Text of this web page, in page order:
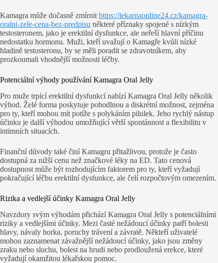
Kamagra může dočasně zmírnit https://lekarnaonline24.cz/kamagra-
oralni-zele-cena-bez-predpisu některé příznaky spojené s nízkým
testosteronem, jako je erektilní dysfunkce, ale neřeší hlavní příčinu
nedostatku hormonu. Muži, kteří uvažují o Kamagře kvůli nízké
hladině testosteronu, by se měli poradit se zdravotníkem, aby
prozkoumali vhodnější možnosti léčby.
Potenciální výhody používání Kamagra Oral Jelly
Pro muže trpící erektilní dysfunkcí nabízí Kamagra Oral Jelly několik
výhod. Želé forma poskytuje pohodlnou a diskrétní možnost, zejména
pro ty, kteří mohou mít potíže s polykáním pilulek. Jeho rychlý nástup
účinku je další výhodou umožňující větší spontánnost a flexibilitu v
intimních situacích.
Finanční důvody také činí Kamagru přitažlivou, protože je často
dostupná za nižší cenu než značkové léky na ED. Tato cenová
dostupnost může být rozhodujícím faktorem pro ty, kteří vyžadují
pokračující léčbu erektilní dysfunkce, ale čelí rozpočtovým omezením.
Rizika a vedlejší účinky Kamagra Oral Jelly
Navzdory svým výhodám přichází Kamagra Oral Jelly s potenciálními
riziky a vedlejšími účinky. Mezi časté nežádoucí účinky patří bolesti
hlavy, návaly horka, poruchy trávení a závratě. Někteří uživatelé
mohou zaznamenat závažnější nežádoucí účinky, jako jsou změny
zraku nebo sluchu, bolest na hrudi nebo prodloužená erekce, které
vyžadují okamžitou lékařskou pomoc.